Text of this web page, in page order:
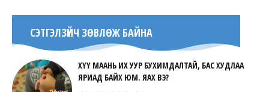
СЭТГЭЛЗҮЙЧ ЗӨВЛӨЖ БАЙНА
ХҮҮ МААНЬ ИХ УУР БУХИМДАЛТАЙ, БАС ХУДЛАА
ЯРИАД БАЙХ ЮМ. ЯАХ ВЭ?